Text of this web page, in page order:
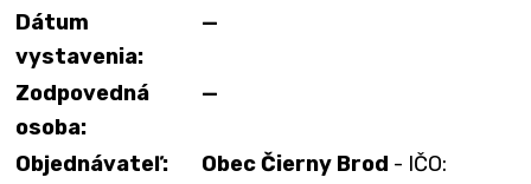
Dátum
vystavenia:
—
Zodpovedná
osoba:
—
Objednávateľ: Obec Čierny Brod - IČO: